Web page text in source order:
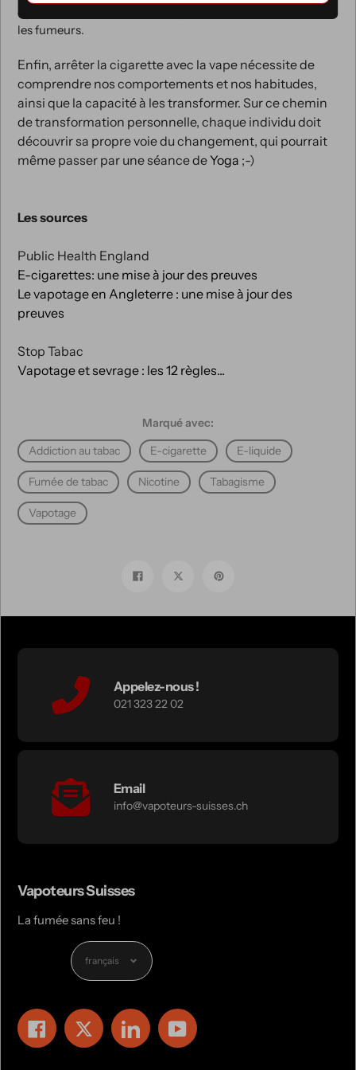
également aux habitudes comportementales ancrées chez
les fumeurs.
Enfin, arrêter la cigarette avec la vape nécessite de
comprendre nos comportements et nos habitudes,
ainsi que la capacité à les transformer. Sur ce chemin
de transformation personnelle, chaque individu doit
découvrir sa propre voie du changement, qui pourrait
même passer par une séance deYoga ;-)
Les sources
Public Health England
E-cigarettes: une mise à jour des preuves
Le vapotage en Angleterre : une mise à jour des
preuves
Stop Tabac
Vapotage et sevrage : les 12 règles...
Marqué avec:
Addiction au tabac
E-cigarette E-liquide
Fumée de tabac Nicotine Tabagisme
Vapotage
PartagerTweet
Épingle
Appelez-nous !
021 323 22 02
Email
info@vapoteurs-suisses.ch
Vapoteurs Suisses
La fumée sans feu !
Langue
français
FacebookTwitterLinkedInYouTube